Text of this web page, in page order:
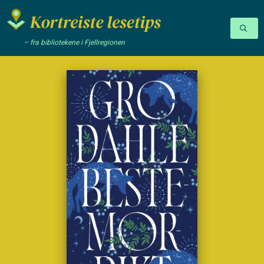
– fra bibliotekene i Fjellregionen